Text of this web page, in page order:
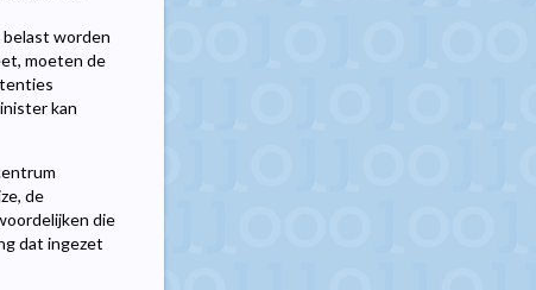
belast worden
moeten de
kan
de
die
dat ingezet